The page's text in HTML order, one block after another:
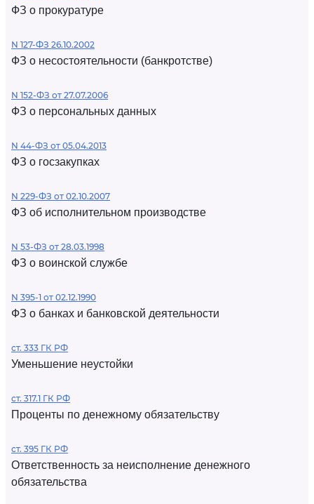
ФЗ о прокуратуре
N 127-ФЗ 26.10.2002
ФЗ о несостоятельности (банкротстве)
N 152-ФЗ от 27.07.2006
ФЗ о персональных данных
N 44-ФЗ от 05.04.2013
ФЗ о госзакупках
N 229-ФЗ от 02.10.2007
ФЗ об исполнительном производстве
N 53-ФЗ от 28.03.1998
ФЗ о воинской службе
N 395-1 от 02.12.1990
ФЗ о банках и банковской деятельности
ст. 333 ГК РФ
Уменьшение неустойки
ст. 317.1 ГК РФ
Проценты по денежному обязательству
ст. 395 ГК РФ
Ответственность за неисполнение денежного
обязательства